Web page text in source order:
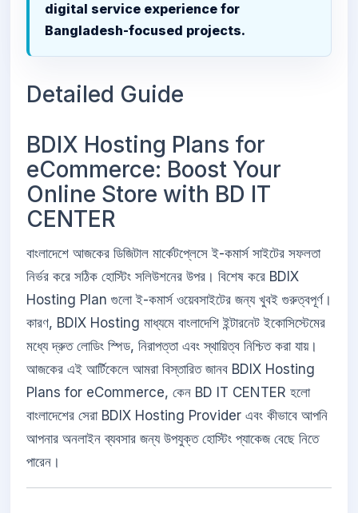
digital service experience for
Bangladesh-focused projects.
Detailed Guide
BDIX Hosting Plans for
eCommerce: Boost Your
Online Store with BD IT
CENTER
বাংলাদেশে আজকের ডিজিটাল মার্কেটপ্লেসে ই-কমার্স সাইটের সফলতা
নির্ভর করে সঠিক হোস্টিং সলিউশনের উপর। বিশেষ করে BDIX
Hosting Plan গুলো ই-কমার্স ওয়েবসাইটের জন্য খুবই গুরুত্বপূর্ণ।
কারণ, BDIX Hosting মাধ্যমে বাংলাদেশি ইন্টারনেট ইকোসিস্টেমের
মধ্যে দ্রুত লোডিং স্পিড, নিরাপত্তা এবং স্থায়িত্ব নিশ্চিত করা যায়।
আজকের এই আর্টিকেলে আমরা বিস্তারিত জানব BDIX Hosting
Plans for eCommerce, কেন BD IT CENTER হলো
বাংলাদেশের সেরা BDIX Hosting Provider এবং কীভাবে আপনি
আপনার অনলাইন ব্যবসার জন্য উপযুক্ত হোস্টিং প্যাকেজ বেছে নিতে
পারেন।